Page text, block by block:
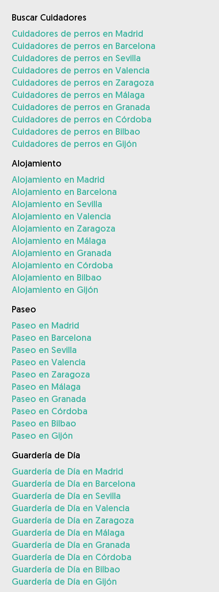
Buscar Cuidadores
Cuidadores de perros en Madrid
Cuidadores de perros en Barcelona
Cuidadores de perros en Sevilla
Cuidadores de perros en Valencia
Cuidadores de perros en Zaragoza
Cuidadores de perros en Málaga
Cuidadores de perros en Granada
Cuidadores de perros en Córdoba
Cuidadores de perros en Bilbao
Cuidadores de perros en Gijón
Alojamiento
Alojamiento en Madrid
Alojamiento en Barcelona
Alojamiento en Sevilla
Alojamiento en Valencia
Alojamiento en Zaragoza
Alojamiento en Málaga
Alojamiento en Granada
Alojamiento en Córdoba
Alojamiento en Bilbao
Alojamiento en Gijón
Paseo
Paseo en Madrid
Paseo en Barcelona
Paseo en Sevilla
Paseo en Valencia
Paseo en Zaragoza
Paseo en Málaga
Paseo en Granada
Paseo en Córdoba
Paseo en Bilbao
Paseo en Gijón
Guardería de Día
Guardería de Día en Madrid
Guardería de Día en Barcelona
Guardería de Día en Sevilla
Guardería de Día en Valencia
Guardería de Día en Zaragoza
Guardería de Día en Málaga
Guardería de Día en Granada
Guardería de Día en Córdoba
Guardería de Día en Bilbao
Guardería de Día en Gijón